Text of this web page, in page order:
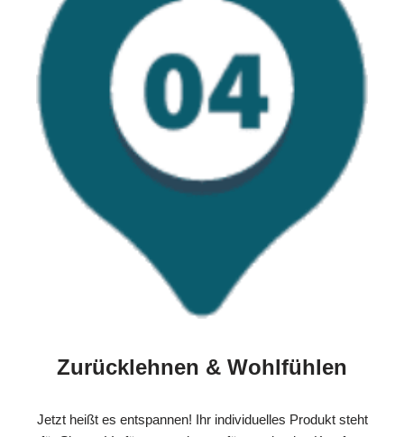
Zurücklehnen & Wohlfühlen
Jetzt heißt es entspannen! Ihr individuelles Produkt steht